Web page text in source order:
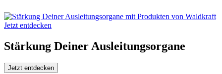
Jetzt entdecken
Stärkung Deiner Ausleitungsorgane
Jetzt entdecken